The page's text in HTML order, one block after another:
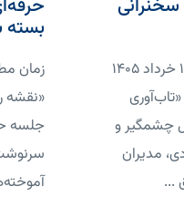
زمان مطالعه: < 1 دقیقهدر روز شنبه ۱۶ خرداد ۱۴۰۵
تخصصی «تاب‌آوری
چشمگیر و
مدیران
...
«نقشه
جلسه